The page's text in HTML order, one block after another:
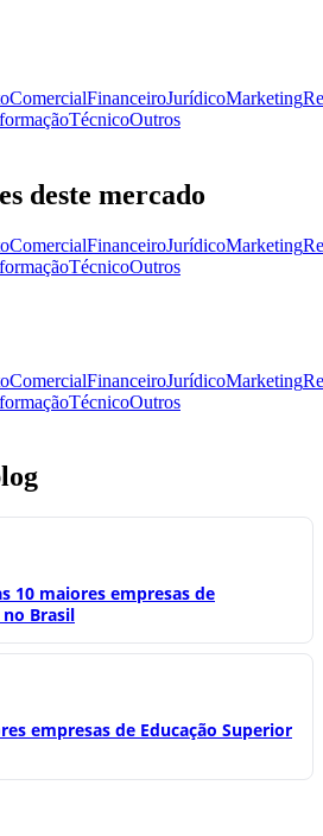
ComercialFinanceiroJurídicoMarketing
TécnicoOutros
deste mercado
ComercialFinanceiroJurídicoMarketing
TécnicoOutros
ComercialFinanceiroJurídicoMarketing
TécnicoOutros
10 maiores empresas de
Brasil
empresas de Educação Superior